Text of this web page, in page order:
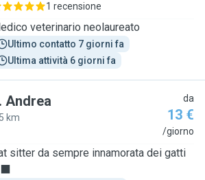
1 recensione
veterinario neolaureato
Ultimo contatto 7 giorni fa
Ultima attività 6 giorni fa
. Andrea
km
da
13 €
/giorno
sitter da sempre innamorata dei gatti